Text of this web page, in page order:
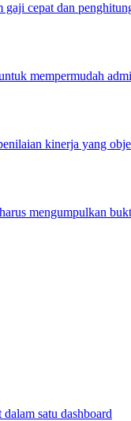
cepat dan
mempermudah
kinerja yang
mengumpulkan
satu dashboard